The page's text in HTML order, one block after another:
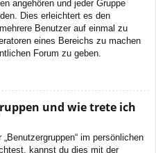
angehören und jeder Gruppe
Dies erleichtert es den
Benutzer auf einmal zu
eines Bereichs zu machen
Forum zu geben.
und wie trete ich
im persönlichen
kannst du dies mit der